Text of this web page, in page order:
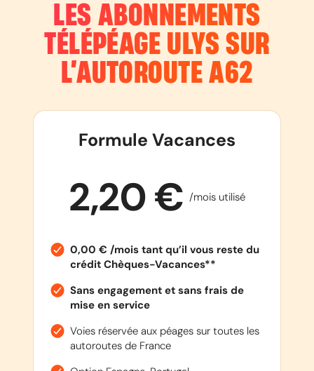
LES ABONNEMENTS
TÉLÉPÉAGE ULYS SUR
L’AUTOROUTEA62
Formule Vacances
2,20 € /mois utilisé
0,00 € /mois tant qu’il vous reste du
crédit Chèques-Vacances**
Sans engagement et sans frais de
mise en service
Voies réservée aux péages sur toutes les
autoroutes de France